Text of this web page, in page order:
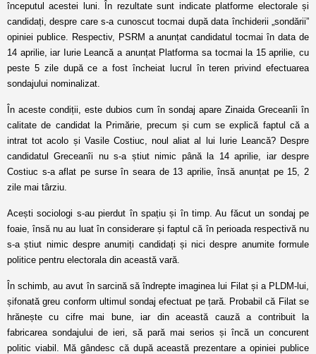
începutul acestei luni. În rezultate sunt indicate platforme electorale și
candidați, despre care s-a cunoscut tocmai după data închiderii „sondării”
opiniei publice. Respectiv, PSRM a anunțat candidatul tocmai în data de
14 aprilie, iar Iurie Leancă a anunțat Platforma sa tocmai la 15 aprilie, cu
peste 5 zile după ce a fost încheiat lucrul în teren privind efectuarea
sondajului nominalizat.
În aceste condiții, este dubios cum în sondaj apare Zinaida Greceanîi în
calitate de candidat la Primărie, precum și cum se explică faptul că a
intrat tot acolo și Vasile Costiuc, noul aliat al lui Iurie Leancă? Despre
candidatul Greceanîi nu s-a știut nimic până la 14 aprilie, iar despre
Costiuc s-a aflat pe surse în seara de 13 aprilie, însă anunțat pe 15, 2
zile mai târziu.
Acești sociologi s-au pierdut în spațiu și în timp. Au făcut un sondaj pe
foaie, însă nu au luat în considerare și faptul că în perioada respectivă nu
s-a știut nimic despre anumiți candidați și nici despre anumite formule
politice pentru electorala din această vară.
În schimb, au avut în sarcină să îndrepte imaginea lui Filat și a PLDM-lui,
șifonată greu conform ultimul sondaj efectuat pe țară. Probabil că Filat se
hrănește cu cifre mai bune, iar din această cauză a contribuit la
fabricarea sondajului de ieri, să pară mai serios și încă un concurent
politic viabil. Mă gândesc că după această prezentare a opiniei publice